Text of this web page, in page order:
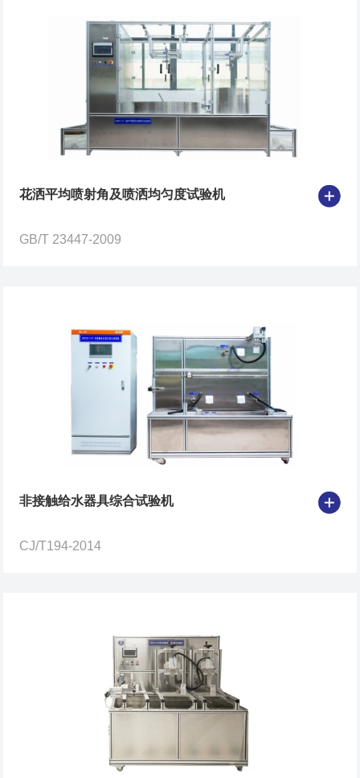
花洒平均喷射角及喷洒均匀度试验机
GB/T 23447-2009
非接触给水器具综合试验机
CJ/T194-2014